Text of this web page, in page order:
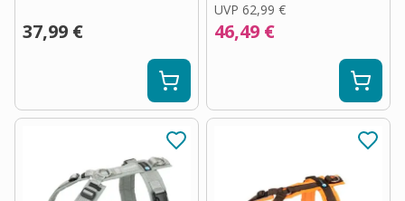
37,99 €
UVP 62,99 €
46,49 €